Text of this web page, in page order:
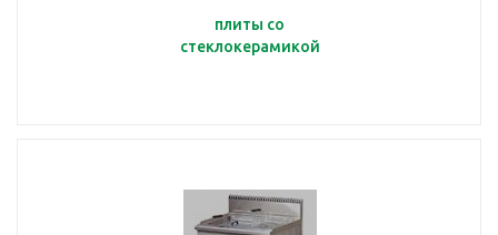
плиты со
стеклокерамикой